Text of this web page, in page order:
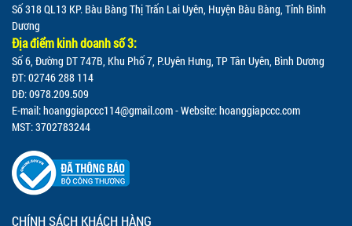
Số 318 QL13 KP. Bàu Bàng Thị Trấn Lai Uyên, Huyện Bàu Bàng, Tỉnh Bình
Dương
Địa điểm kinh doanh số 3:
Số 6, Đường DT 747B, Khu Phố 7, P.Uyên Hưng, TP Tân Uyên, Bình Dương
ĐT: 02746 288 114
DĐ: 0978.209.509
E-mail:hoanggiapccc114@gmail.com- Website: hoanggiapccc.com
MST: 3702783244
CHÍNH SÁCH KHÁCH HÀNG